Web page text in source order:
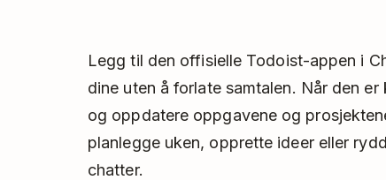
Legg til den offisielle Todoist-appen i
dine uten å forlate samtalen. Når den
og oppdatere oppgavene og
planlegge uken, opprette ideer eller
chatter.